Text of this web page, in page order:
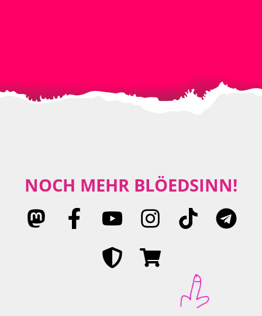
NOCH MEHR BLÖEDSINN!